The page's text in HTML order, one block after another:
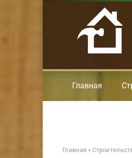
Главная
Главная »